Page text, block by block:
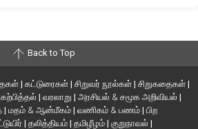
Back to Top
| கட்டுரைகள் | சிறுவர் நூல்கள் | சிறுகதைகள் |
| வரலாறு | அரசியல் & சமூக அறிவியல் |
| மதம் & ஆன்மீகம் | வணிகம் & பணம் | பிற
| தலித்தியம் | தமிழீழம் | குறுநாவல் |